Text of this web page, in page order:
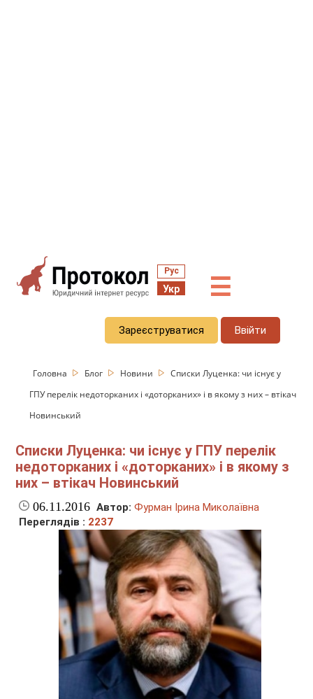
Рус
Укр ☰
Зареєструватися Ввійти
Головна Блог Новини
Списки Луценка: чи існує у
ГПУ перелік недоторканих і «доторканих» і в якому з них – втікач
Новинський
Списки Луценка: чи існує у ГПУ перелік
недоторканих і «доторканих» і в якому з
них – втікач Новинський
06.11.2016 Автор: Фурман Ірина Миколаївна
Переглядів : 2237